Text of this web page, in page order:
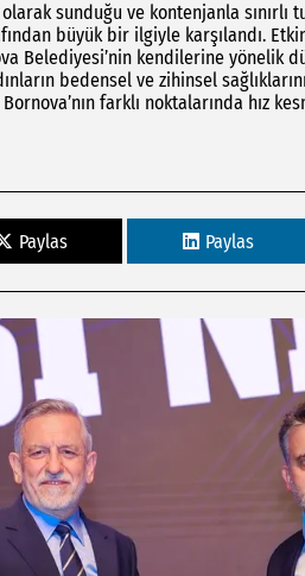
sunduğu ve kontenjanla
büyük bir ilgiyle karşılandı.
Belediyesi’nin kendilerine yönelik
bedensel ve zihinsel
Bornova’nın farklı noktalarında hız
Paylas Paylas